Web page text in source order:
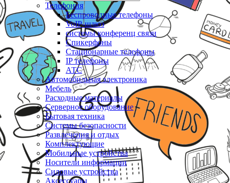
Телефония
Беспроводные телефоны
VoIP-шлюз
системы конференц связи
Спикерфоны
Стационарные телефоны
IP телефоны
АТС
Автомобильная электроника
Мебель
Расходные материалы
Серверное оборудование
Бытовая техника
Системы безопасности
Развлечения и отдых
Комплектующие
Мобильные устройства
Носители информации
Силовые устройства
Аксессуары